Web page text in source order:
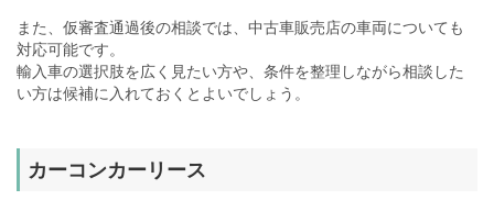
また、仮審査通過後の相談では、中古車販売店の車両についても
対応可能です。
輸入車の選択肢を広く見たい方や、条件を整理しながら相談した
い方は候補に入れておくとよいでしょう。
カーコンカーリース